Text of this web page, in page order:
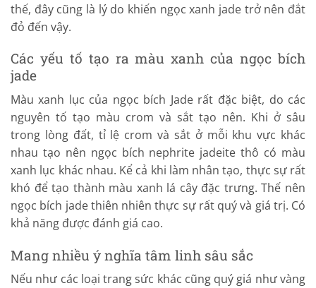
thế, đây cũng là lý do khiến ngọc xanh jade trở nên đắt
đỏ đến vậy.
Các yếu tố tạo ra màu xanh của ngọc bích
jade
Màu xanh lục của ngọc bích Jade rất đặc biệt, do các
nguyên tố tạo màu crom và sắt tạo nên. Khi ở sâu
trong lòng đất, tỉ lệ crom và sắt ở mỗi khu vực khác
nhau tạo nên ngọc bích nephrite jadeite thô có màu
xanh lục khác nhau. Kể cả khi làm nhân tạo, thực sự rất
khó để tạo thành màu xanh lá cây đặc trưng. Thế nên
ngọc bích jade thiên nhiên thực sự rất quý và giá trị. Có
khả năng được đánh giá cao.
Mang nhiều ý nghĩa tâm linh sâu sắc
Nếu như các loại trang sức khác cũng quý giá như vàng